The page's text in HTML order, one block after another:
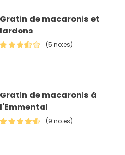
Gratin de macaronis et
lardons
(5 notes)
Gratin de macaronis à
l'Emmental
(9 notes)